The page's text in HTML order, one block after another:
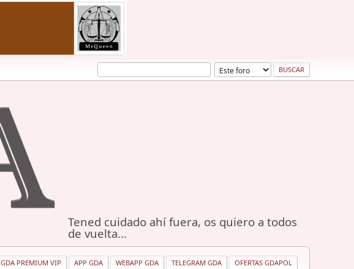
Tened cuidado ahí fuera, os quiero a todos
de vuelta...
GDA PREMIUM VIP APP GDA WEBAPP GDA TELEGRAM GDA OFERTAS GDAPOL